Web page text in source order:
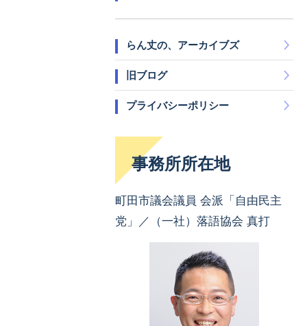
らん丈の、アーカイブズ
旧ブログ
プライバシーポリシー
事務所所在地
町田市議会議員 会派「自由民主
党」／（一社）落語協会 真打